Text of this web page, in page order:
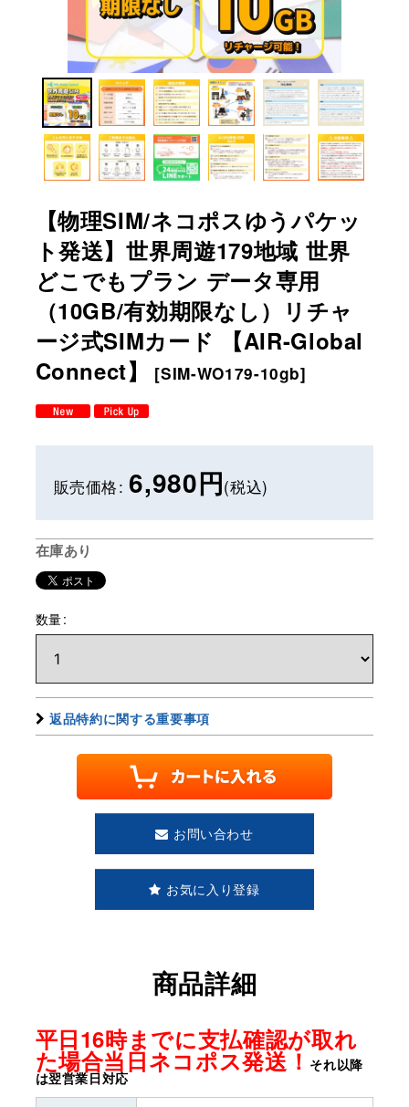
【物理SIM/ネコポスゆうパケッ
ト発送】世界周遊179地域 世界
どこでもプラン データ専用
（10GB/有効期限なし）リチャ
ージ式SIMカード 【AIR-Global
Connect】
[SIM-WO179-10gb]
販売価格: 6,980円(税込)
在庫あり
数量:
返品特約に関する重要事項
お問い合わせ
お気に入り登録
商品詳細
平日16時までに支払確認が取れ
た場合当日ネコポス発送！ それ以降
は翌営業日対応